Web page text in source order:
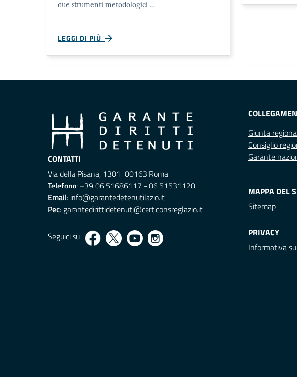
due strumenti metodologici …
LEGGI DI PIÙ
CONTATTI
Via della Pisana, 1301 00163 Roma
Telefono: +39 06.51686117 - 06.51531120
Email: info@garantedetenutilazio.it
Pec: garantedirittidetenuti@cert.consreglazio.it
Seguici su
Giunta
Consiglio
Garante
MAPPA DEL
Sitemap
PRIVACY
Informativa